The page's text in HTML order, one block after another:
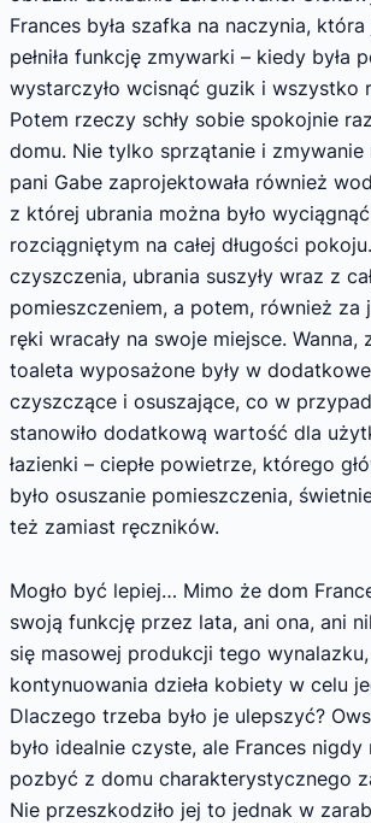
Frances była szafka na naczynia,
pełniła funkcję zmywarki – kiedy była
wystarczyło wcisnąć guzik i wszystko
Potem rzeczy schły sobie spokojnie
domu. Nie tylko sprzątanie i zmywanie
pani Gabe zaprojektowała również
z której ubrania można było
rozciągniętym na całej długości
czyszczenia, ubrania suszyły wraz z
pomieszczeniem, a potem, również za
ręki wracały na swoje miejsce. Wanna,
toaleta wyposażone były w
czyszczące i osuszające, co w
stanowiło dodatkową wartość dla
łazienki – ciepłe powietrze, którego
było osuszanie pomieszczenia,
też zamiast ręczników.
Mogło być lepiej… Mimo że dom
swoją funkcję przez lata, ani ona, ani
się masowej produkcji tego
kontynuowania dzieła kobiety w celu
Dlaczego trzeba było je ulepszyć?
było idealnie czyste, ale Frances nigdy
pozbyć z domu charakterystycznego
Nie przeszkodziło jej to jednak w